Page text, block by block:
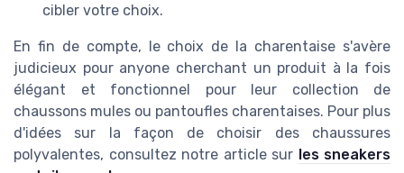
cibler votre choix.
En fin de compte, le choix de la charentaise s'avère
judicieux pour anyone cherchant un produit à la fois
élégant et fonctionnel pour leur collection de
chaussons mules ou pantoufles charentaises. Pour plus
d'idées sur la façon de choisir des chaussures
polyvalentes, consultez notre article sur les sneakers